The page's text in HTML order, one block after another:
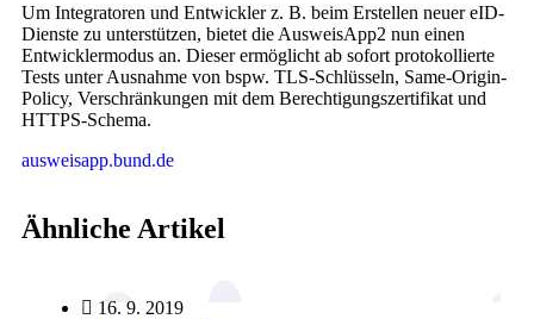
Um Integratoren und Entwickler z. B. beim Erstellen neuer eID-
Dienste zu unterstützen, bietet die AusweisApp2 nun einen
Entwicklermodus an. Dieser ermöglicht ab sofort protokollierte
Tests unter Ausnahme von bspw. TLS-Schlüsseln, Same-Origin-
Policy, Verschränkungen mit dem Berechtigungszertifikat und
HTTPS-Schema.
ausweisapp.bund.de
Ähnliche Artikel
16. 9. 2019